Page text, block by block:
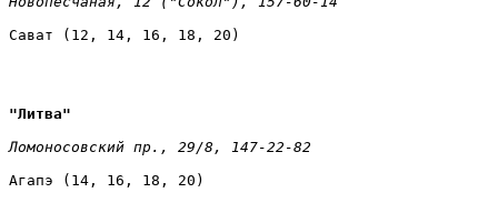
Сават (12, 14, 16, 18, 20)
"Литва"
Ломоносовский пр., 29/8, 147-22-82
Агапэ (14, 16, 18, 20)